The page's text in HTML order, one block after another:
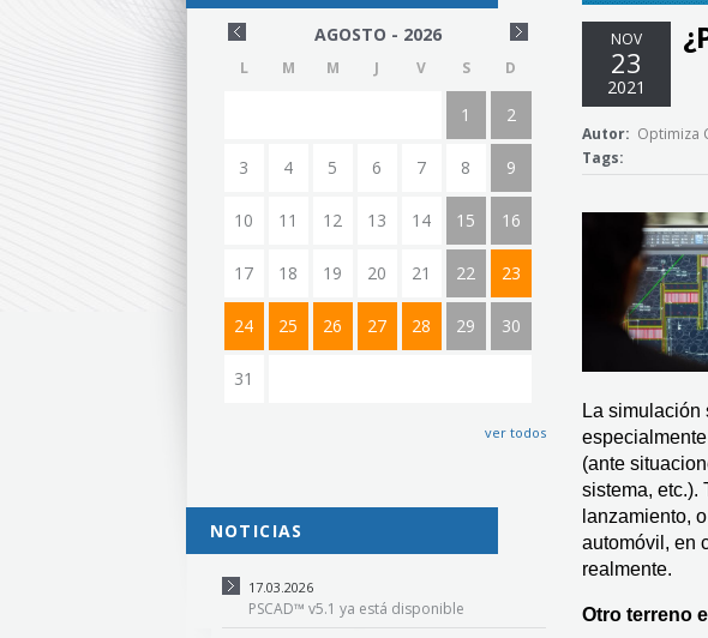
AGOSTO - 2026 »
L M M J V S D
1 2
3 4 5 6 7 8 9
10 11 12 13 14 15 16
17 18 19 20 21 22 23
24 25 26 27 28 29 30
31
ver todos
NOTICIAS
17.03.2026
PSCAD™ v5.1 ya está disponible
NOV
23
2021
Autor: Optimiza
Tags:
La simulación
(ante
sistema, etc.).
lanzamiento,
automóvil, en
realmente.
Otro terreno